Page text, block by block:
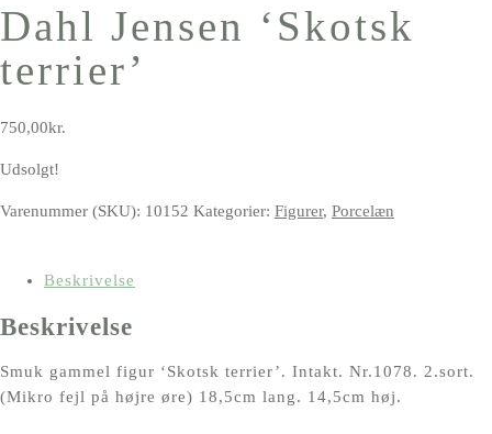
Dahl Jensen ‘Skotsk
terrier’
750,00kr.
Udsolgt!
Varenummer (SKU): 10152 Kategorier: Figurer, Porcelæn
Beskrivelse
Beskrivelse
Smuk gammel figur ‘Skotsk terrier’. Intakt. Nr.1078. 2.sort.
(Mikro fejl på højre øre) 18,5cm lang. 14,5cm høj.